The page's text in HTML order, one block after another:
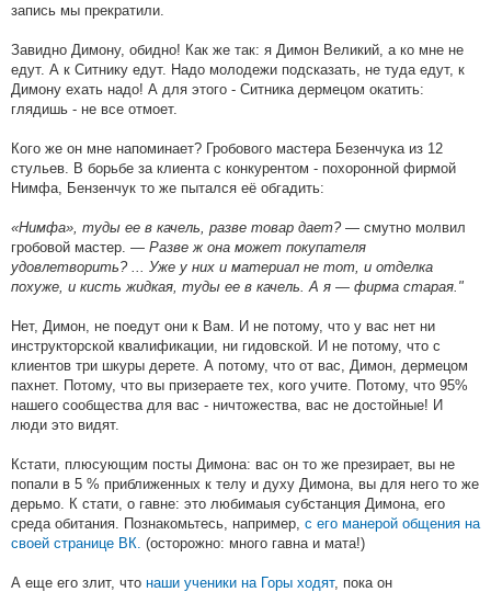
запись мы прекратили.
Завидно Димону, обидно! Как же так: я Димон Великий, а ко мне не
едут. А к Ситнику едут. Надо молодежи подсказать, не туда едут, к
Димону ехать надо! А для этого - Ситника дермецом окатить:
глядишь - не все отмоет.
Кого же он мне напоминает? Гробового мастера Безенчука из 12
стульев. В борьбе за клиента с конкурентом - похоронной фирмой
Нимфа, Бензенчук то же пытался её обгадить:
«Нимфа», туды ее в качель, разве товар дает?— смутно молвил
гробовой мастер. — Разве ж она может покупателя
удовлетворить? ... Уже у них и материал не тот, и отделка
похуже, и кисть жидкая, туды ее в качель. А я — фирма старая."
Нет, Димон, не поедут они к Вам. И не потому, что у вас нет ни
инструкторской квалификации, ни гидовской. И не потому, что с
клиентов три шкуры дерете. А потому, что от вас, Димон, дермецом
пахнет. Потому, что вы призераете тех, кого учите. Потому, что 95%
нашего сообщества для вас - ничтожества, вас не достойные! И
люди это видят.
Кстати, плюсующим посты Димона: вас он то же презирает, вы не
попали в 5 % приближенных к телу и духу Димона, вы для него то же
дерьмо. К стати, о гавне: это любимаыя субстанция Димона, его
среда обитания. Познакомьтесь, например, с его манерой общения на
своей странице ВК. (осторожно: много гавна и мата!)
А еще его злит, что наши ученики на Горы ходят, пока он